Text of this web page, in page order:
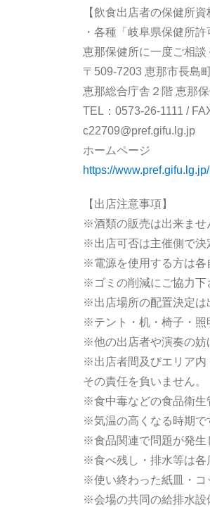
【飲食出店者の保健所資
・各種「岐阜県保健所
恵那保健所に一度ご相談
〒509-7203 恵那市長島
恵那総合庁舎２階 恵那
TEL：0573-26-1111 /
c22709@pref.gifu.lg.jp
ホームページ
https://
【出店注意事項】
※酒類の販売は出来ませ
※出店可否は主催側で決
※電源を使用する方は各
※ゴミの削減にご協力下
※出店場所の配置決定は
※テント・机・椅子・照
※他の出店者や演奏の妨
※出店者間及びエリア内
その責任を負いません。
※食中毒などの食品衛生
※気温の高くなる時期で
※食品関連で問題が発生
※食べ残し・排水等は各
※使い終わった紙皿・コ
※会場の共同の給排水設